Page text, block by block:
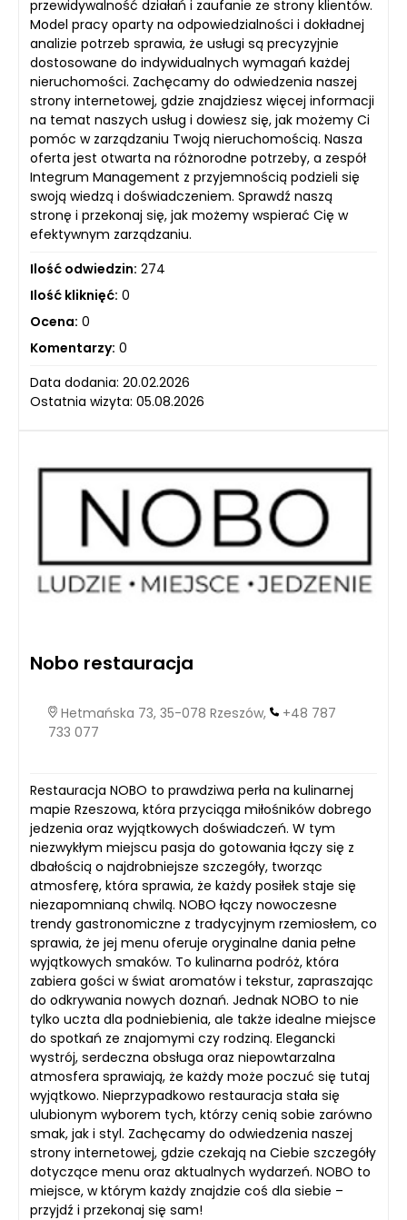
przewidywalność działań i zaufanie ze strony klientów.
Model pracy oparty na odpowiedzialności i dokładnej
analizie potrzeb sprawia, że usługi są precyzyjnie
dostosowane do indywidualnych wymagań każdej
nieruchomości. Zachęcamy do odwiedzenia naszej
strony internetowej, gdzie znajdziesz więcej informacji
na temat naszych usług i dowiesz się, jak możemy Ci
pomóc w zarządzaniu Twoją nieruchomością. Nasza
oferta jest otwarta na różnorodne potrzeby, a zespół
Integrum Management z przyjemnością podzieli się
swoją wiedzą i doświadczeniem. Sprawdź naszą
stronę i przekonaj się, jak możemy wspierać Cię w
efektywnym zarządzaniu.
Ilość odwiedzin: 274
Ilość kliknięć: 0
Ocena: 0
Komentarzy: 0
Data dodania: 20.02.2026
Ostatnia wizyta: 05.08.2026
Nobo restauracja
Hetmańska 73, 35-078 Rzeszów,
+48 787
733 077
Restauracja NOBO to prawdziwa perła na kulinarnej
mapie Rzeszowa, która przyciąga miłośników dobrego
jedzenia oraz wyjątkowych doświadczeń. W tym
niezwykłym miejscu pasja do gotowania łączy się z
dbałością o najdrobniejsze szczegóły, tworząc
atmosferę, która sprawia, że każdy posiłek staje się
niezapomnianą chwilą. NOBO łączy nowoczesne
trendy gastronomiczne z tradycyjnym rzemiosłem, co
sprawia, że jej menu oferuje oryginalne dania pełne
wyjątkowych smaków. To kulinarna podróż, która
zabiera gości w świat aromatów i tekstur, zapraszając
do odkrywania nowych doznań. Jednak NOBO to nie
tylko uczta dla podniebienia, ale także idealne miejsce
do spotkań ze znajomymi czy rodziną. Elegancki
wystrój, serdeczna obsługa oraz niepowtarzalna
atmosfera sprawiają, że każdy może poczuć się tutaj
wyjątkowo. Nieprzypadkowo restauracja stała się
ulubionym wyborem tych, którzy cenią sobie zarówno
smak, jak i styl. Zachęcamy do odwiedzenia naszej
strony internetowej, gdzie czekają na Ciebie szczegóły
dotyczące menu oraz aktualnych wydarzeń. NOBO to
miejsce, w którym każdy znajdzie coś dla siebie –
przyjdź i przekonaj się sam!